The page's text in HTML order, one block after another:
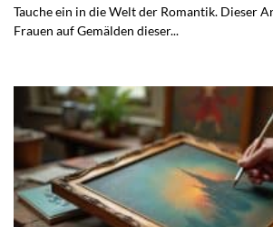
Tauche ein in die Welt der Romantik. Dieser
Frauen auf Gemälden dieser...